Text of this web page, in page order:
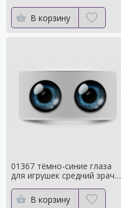
кукол В корзину
01367 тёмно-синие глаза
для игрушек средний зрачок
В корзину